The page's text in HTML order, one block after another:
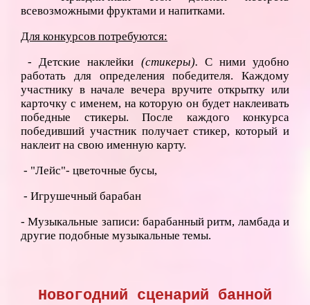
всевозможными фруктами и напитками.
Для конкурсов потребуются:
- Детские наклейки (стикеры). С ними удобно
работать для определения победителя. Каждому
участнику в начале вечера вручите открытку или
карточку с именем, на которую он будет наклеивать
победные стикеры. После каждого конкурса
победивший участник получает стикер, который и
наклеит на свою именную карту.
- "Лейс"- цветочные бусы,
- Игрушечный барабан
- Музыкальные записи: барабанный ритм, ламбада и
другие подобные музыкальные темы.
Новогодний сценарий банной